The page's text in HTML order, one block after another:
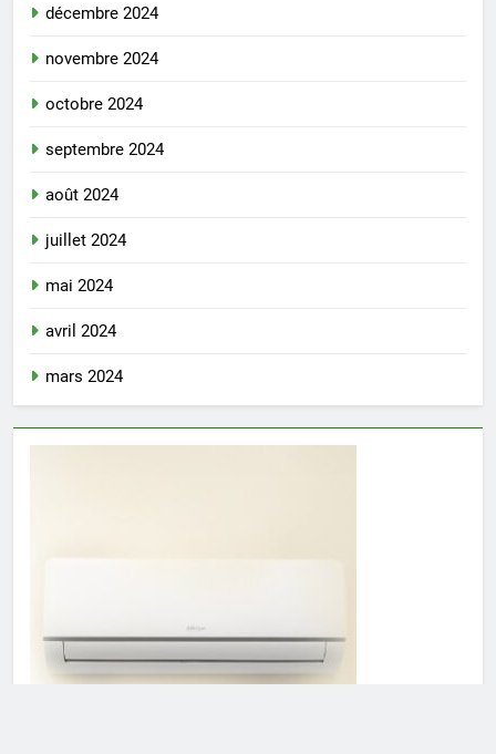
décembre 2024
novembre 2024
octobre 2024
septembre 2024
août 2024
juillet 2024
mai 2024
avril 2024
mars 2024